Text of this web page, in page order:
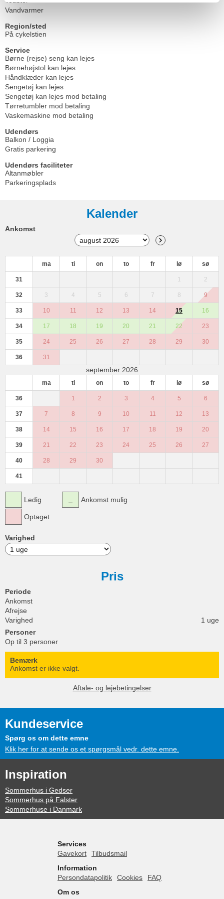
Vandvarmer
Region/sted
På cykelstien
Service
Børne (rejse) seng kan lejes
Børnehøjstol kan lejes
Håndklæder kan lejes
Sengetøj kan lejes
Sengetøj kan lejes mod betaling
Tørretumbler mod betaling
Vaskemaskine mod betaling
Udendørs
Balkon / Loggia
Gratis parkering
Udendørs faciliteter
Altanmøbler
Parkeringsplads
Kalender
Ankomst
ma ti on to fr lø sø
31 1 2
32 3 4 5 6 7 8 9
33 10 11 12 13 14 15 16
34 17 18 19 20 21 22 23
35 24 25 26 27 28 29 30
36 31
september 2026
ma ti on to fr lø sø
36 1 2 3 4 5 6
37 7 8 9 10 11 12 13
38 14 15 16 17 18 19 20
39 21 22 23 24 25 26 27
40 28 29 30
41
Ledig
Optaget
Ankomst mulig
Varighed
Pris
Periode
Ankomst
Afrejse
Varighed
1 uge
Personer
Op til 3 personer
Bemærk
Ankomst er ikke valgt.
Aftale- og lejebetingelser
Kundeservice
Spørg os om dette emne
Klik her for at sende os et spørgsmål vedr. dette emne.
Inspiration
Sommerhus i Gedser
Sommerhus på Falster
Sommerhuse i Danmark
Services
Gavekort
Tilbudsmail
Information
Persondatapolitik
Cookies
FAQ
Om os